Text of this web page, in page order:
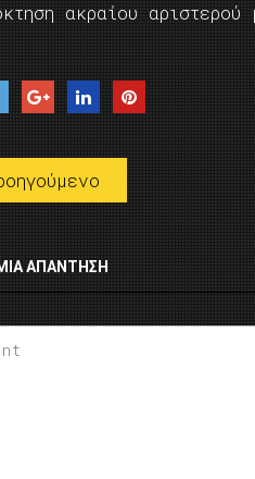
ακραίου
ΑΠΆΝΤΗΣΗ